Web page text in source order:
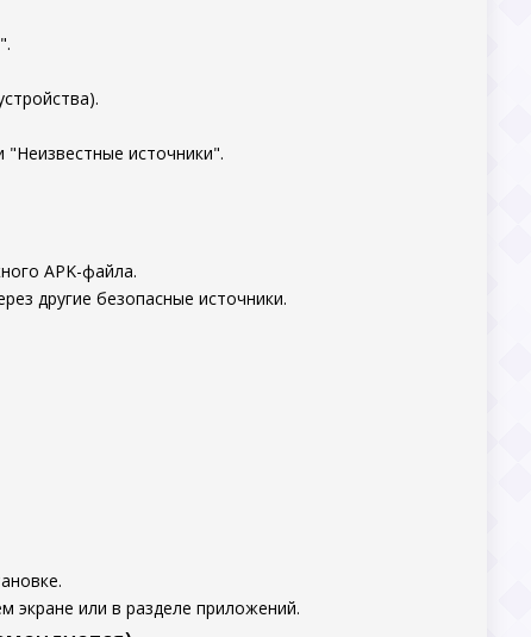
источники".
APK-файла.
другие безопасные источники.
экране или в разделе приложений.